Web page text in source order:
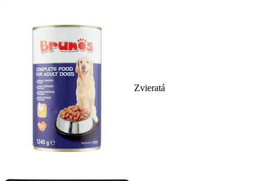
Zvieratá